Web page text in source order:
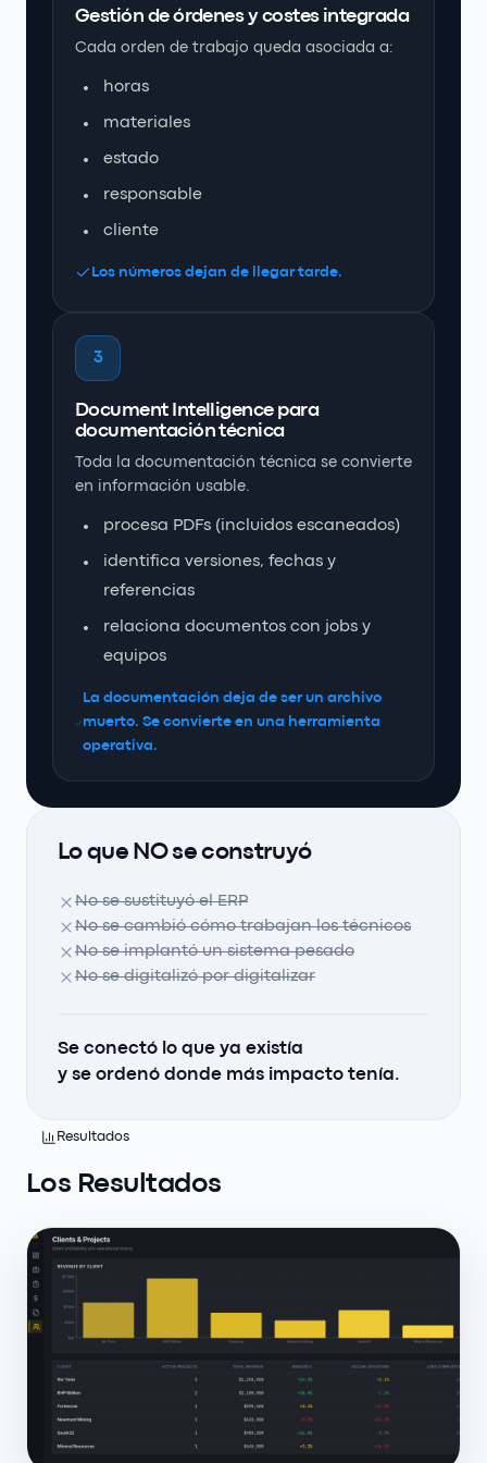
Gestión de órdenes y costes integrada
Cada orden de trabajo queda asociada a:
horas
materiales
estado
responsable
cliente
Los números dejan de llegar tarde.
3
Document Intelligence para
documentación técnica
Toda la documentación técnica se convierte
en información usable.
procesa PDFs (incluidos escaneados)
identifica versiones, fechas y
referencias
relaciona documentos con jobs y
equipos
La documentación deja de ser un archivo
muerto. Se convierte en una herramienta
operativa.
Lo que NO se construyó
No se sustituyó el ERP
No se cambió cómo trabajan los técnicos
No se implantó un sistema pesado
No se digitalizó por digitalizar
Se conectó lo que ya existía
y se ordenó donde más impacto tenía.
Resultados
Los Resultados